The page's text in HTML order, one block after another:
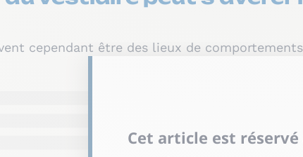
cependant être des lieux de